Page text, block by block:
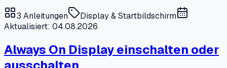
3 Anleitungen
Display & Startbildschirm
Aktualisiert: 04.08.2026
Always On Display einschalten oder